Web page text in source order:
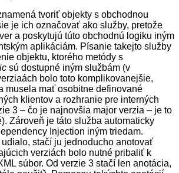
tvoriť objekty s obchodnou
je ich označovať ako služby, pretože
a poskytujú túto obchodnú logiku iným
aplikáciám. Písanie takejto služby
objektu, ktorého metódy s
sú dostupné iným službám (v
bolo toto komplikovanejšie,
musela mať osobitne definované
klientov a rozhranie pre interných
3 – čo je najnovšia major verzia – je to
Zároveň je táto služba automaticky
Injection iným triedam.
udialo, stačí ju jednoducho anotovať
verziách bolo nutné pribaliť k
súbor. Od verzie 3 stačí len anotácia,